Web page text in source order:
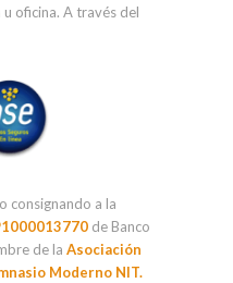
oficina. A través del
consignando a la
de Banco
de laAsociación
Moderno NIT.